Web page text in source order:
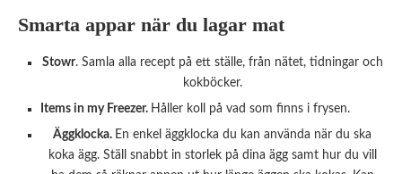
Smarta appar när du lagar mat
Stowr. Samla alla recept på ett ställe, från nätet, tidningar och
kokböcker.
Items in my Freezer. Håller koll på vad som finns i frysen.
Äggklocka. En enkel äggklocka du kan använda när du ska
koka ägg. Ställ snabbt in storlek på dina ägg samt hur du vill